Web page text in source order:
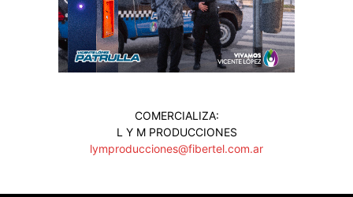
COMERCIALIZA:
L Y M PRODUCCIONES
lymproducciones@fibertel.com.ar